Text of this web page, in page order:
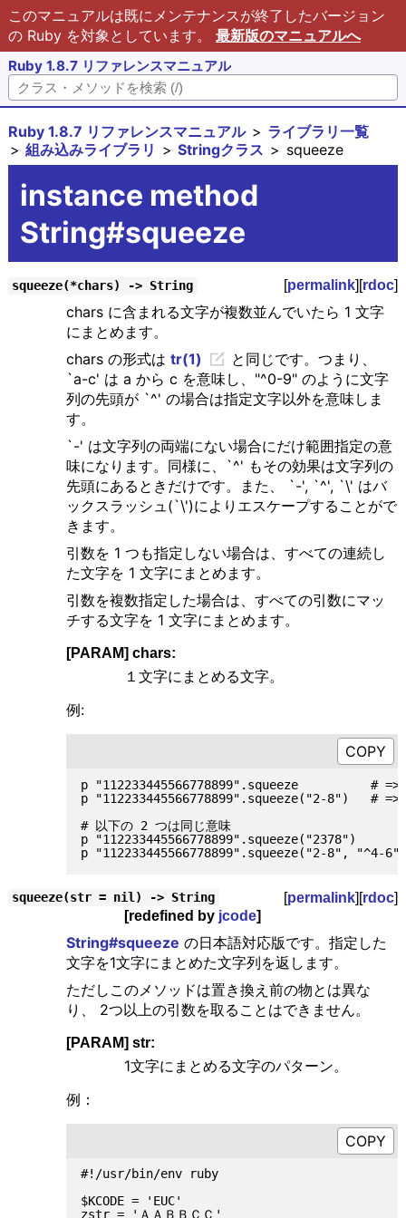
このマニュアルは既にメンテナンスが終了したバージョン
の Ruby を対象としています。 最新版のマニュアルへ
Ruby 1.8.7 リファレンスマニュアル
Ruby 1.8.7 リファレンスマニュアル
ライブラリ一覧
組み込みライブラリ
Stringクラス squeeze
instance method
String#squeeze
squeeze(*chars) -> String [permalink][rdoc]
chars に含まれる文字が複数並んでいたら 1 文字
にまとめます。
chars の形式は tr(1)
と同じです。つまり、
`a-c' は a から c を意味し、"^0-9" のように文字
列の先頭が `^' の場合は指定文字以外を意味しま
す。
`-' は文字列の両端にない場合にだけ範囲指定の意
味になります。同様に、`^' もその効果は文字列の
先頭にあるときだけです。また、 `-', `^', `\' はバ
ックスラッシュ(`\')によりエスケープすることがで
きます。
引数を 1 つも指定しない場合は、すべての連続し
た文字を 1 文字にまとめます。
引数を複数指定した場合は、すべての引数にマッ
チする文字を 1 文字にまとめます。
[PARAM] chars:
１文字にまとめる文字。
例:
p "112233445566778899".squeeze          #
p "112233445566778899".squeeze("2-8")   #
# 以下の 2 つは同じ意味
p "112233445566778899".squeeze("2378")
squeeze(str = nil) -> String [permalink][rdoc]
[redefined by jcode]
String#squeeze の日本語対応版です。指定した
文字を1文字にまとめた文字列を返します。
ただしこのメソッドは置き換え前の物とは異な
り、 2つ以上の引数を取ることはできません。
[PARAM] str:
1文字にまとめる文字のパターン。
例：
#!/usr/bin/env ruby
$KCODE = 'EUC'
zstr = 'ＡＡＢＢＣＣ'